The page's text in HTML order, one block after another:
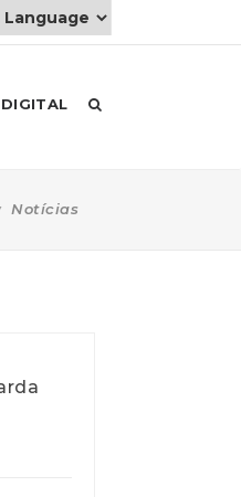
Notícias